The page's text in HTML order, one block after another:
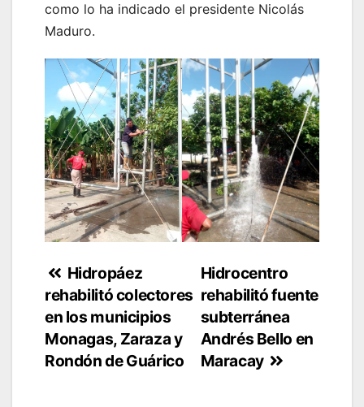
como lo ha indicado el presidente Nicolás
Maduro.
Navegación
de
entradas
Hidrocentro
rehabilitó fuente
subterránea
Andrés Bello en
Maracay
Hidropáez
rehabilitó colectores
en los municipios
Monagas, Zaraza y
Rondón de Guárico